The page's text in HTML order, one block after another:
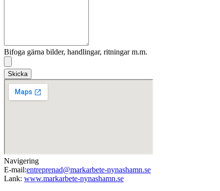
Bifoga gärna bilder, handlingar, ritningar m.m.
Skicka
Navigering
E-mail:entreprenad@markarbete-nynashamn.se
Lank: www.markarbete-nynashamn.se